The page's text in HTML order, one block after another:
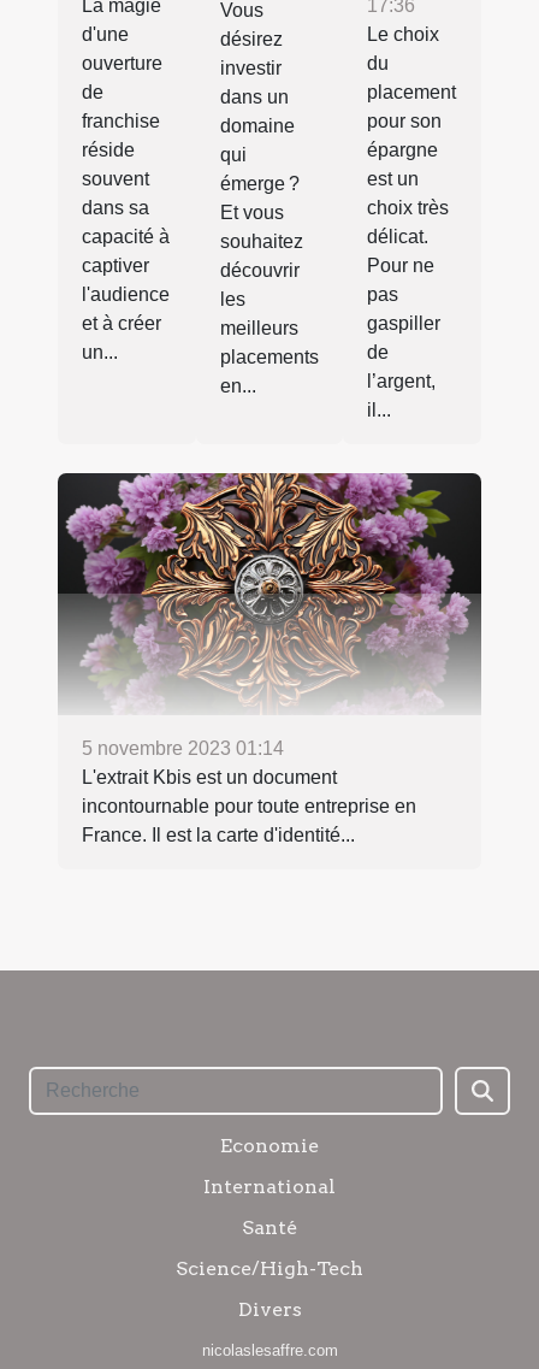
La magie
d'une
ouverture
de
franchise
réside
souvent
dans sa
capacité à
captiver
l'audience
et à créer
un...
Vous
désirez
investir
dans un
domaine
qui
émerge ?
Et vous
souhaitez
découvrir
les
meilleurs
placements
en...
17:36
Le choix
du
placement
pour son
épargne
est un
choix très
délicat.
Pour ne
pas
gaspiller
de
l’argent,
il...
5 novembre 2023 01:14
L'extrait Kbis est un document
incontournable pour toute entreprise en
France. Il est la carte d'identité...
Economie
International
Santé
Science/High-Tech
Divers
nicolaslesaffre.com